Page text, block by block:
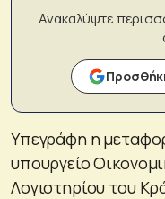
Ανακαλύψτε
Υπεγράφη η
υπουργείο
Λογιστηρίου του